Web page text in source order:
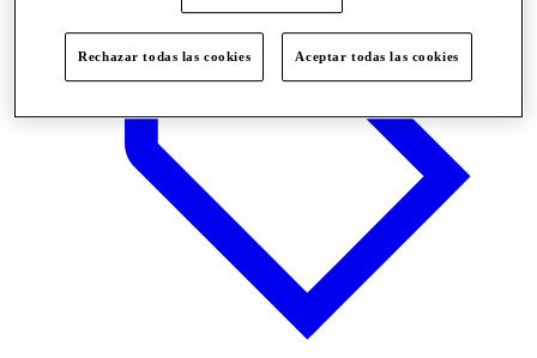
Rechazar todas las cookies Aceptar todas las cookies